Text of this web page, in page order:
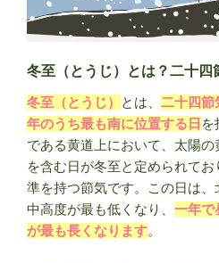
の
う
の
意
味
と
午
年
生
冬至（とうじ）とは？二十四
冬至（とうじ） とは、 二十四節
年のうち最も南に位置する日 を
である黄道上において、太陽
を含む日が冬至と定められて
準を持つ節気です。この日は
中高度が最も低くなり、 一年で
が最も長くなります。